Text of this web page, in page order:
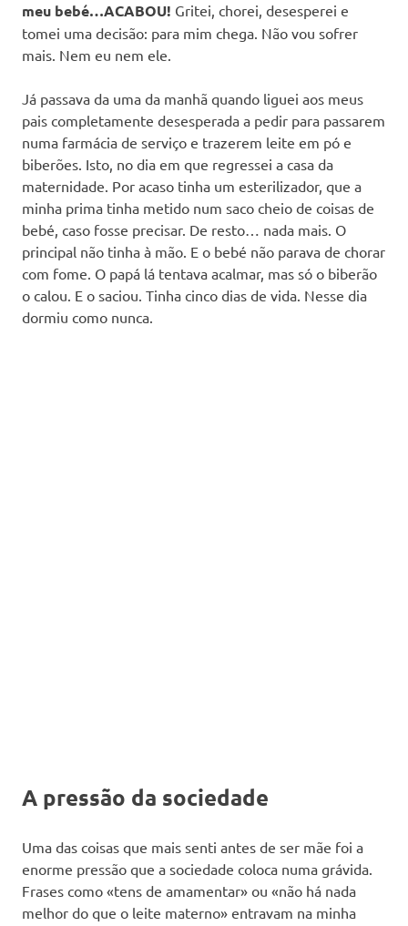
meu bebé…ACABOU! Gritei, chorei, desesperei e
tomei uma decisão: para mim chega. Não vou sofrer
mais. Nem eu nem ele.
Já passava da uma da manhã quando liguei aos meus
pais completamente desesperada a pedir para passarem
numa farmácia de serviço e trazerem leite em pó e
biberões. Isto, no dia em que regressei a casa da
maternidade. Por acaso tinha um esterilizador, que a
minha prima tinha metido num saco cheio de coisas de
bebé, caso fosse precisar. De resto… nada mais. O
principal não tinha à mão. E o bebé não parava de chorar
com fome. O papá lá tentava acalmar, mas só o biberão
o calou. E o saciou. Tinha cinco dias de vida. Nesse dia
dormiu como nunca.
A pressão da sociedade
Uma das coisas que mais senti antes de ser mãe foi a
enorme pressão que a sociedade coloca numa grávida.
Frases como «tens de amamentar» ou «não há nada
melhor do que o leite materno» entravam na minha